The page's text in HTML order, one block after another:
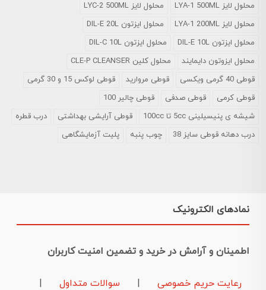
محلول لایز LYA-1 500ML
محلول لایز LYC-2 500ML
محلول لایز LYA-1 200ML
محلول ایزتون DIL-E 20L
محلول ایزتون DIL-E 10L
محلول ایزتون DIL-C 10L
محلول ایزوتون دایمایند
محلول کلین CLE-P CLEANSER
قوطی 40 گرمی ویکسی
قوطی مروارید
قوطی لوکس 15 و 30 گرمی
قوطی کرمی
قوطی صدفی
قوطی چالیر 100
شیشه ی پنیسیلینی 5cc تا 100cc
قوطی آرایشی بهداشتی
درب قطره
درب دهانه قوطی سایز 38
چوب پنبه پلیت آزمایشگاهی
نمادهای الکترونیک
اطمینان و آرامش در خرید و تضمین امنیت کاربران
رعایت حریم خصوصی سوالات متداول